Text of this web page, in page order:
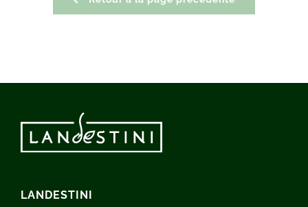
LANDESTINI